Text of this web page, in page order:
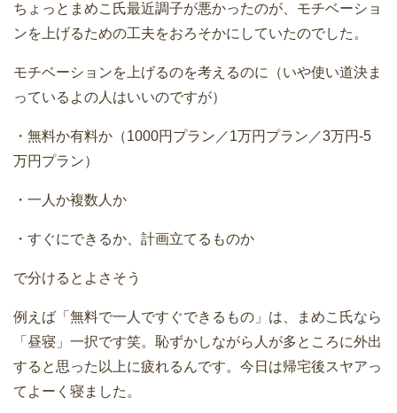
ちょっとまめこ氏最近調子が悪かったのが、モチベーショ
ンを上げるための工夫をおろそかにしていたのでした。
モチベーションを上げるのを考えるのに（いや使い道決ま
っているよの人はいいのですが）
・無料か有料か（1000円プラン／1万円プラン／3万円-5
万円プラン）
・一人か複数人か
・すぐにできるか、計画立てるものか
で分けるとよさそう
例えば「無料で一人ですぐできるもの」は、まめこ氏なら
「昼寝」一択です笑。恥ずかしながら人が多ところに外出
すると思った以上に疲れるんです。今日は帰宅後スヤアっ
てよーく寝ました。